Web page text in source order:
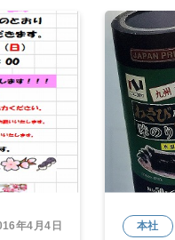
年4月4日 本社